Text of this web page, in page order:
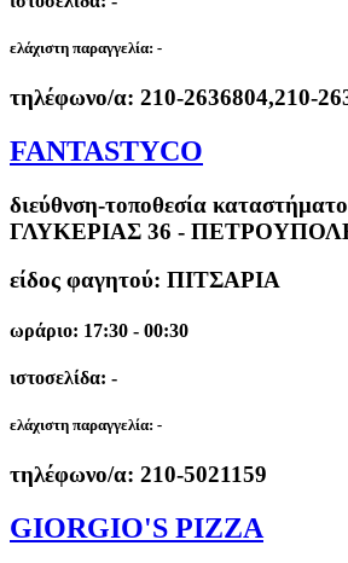
ελάχιστη παραγγελία: -
τηλέφωνο/α: 210-2636804,210-
FANTASTYCO
διεύθνση-τοποθεσία
ΓΛΥΚΕΡΙΑΣ 36 -
είδος φαγητού: ΠΙΤΣΑΡΙΑ
ωράριο: 17:30 - 00:30
ιστοσελίδα: -
ελάχιστη παραγγελία: -
τηλέφωνο/α: 210-5021159
GIORGIO'S PIZZA